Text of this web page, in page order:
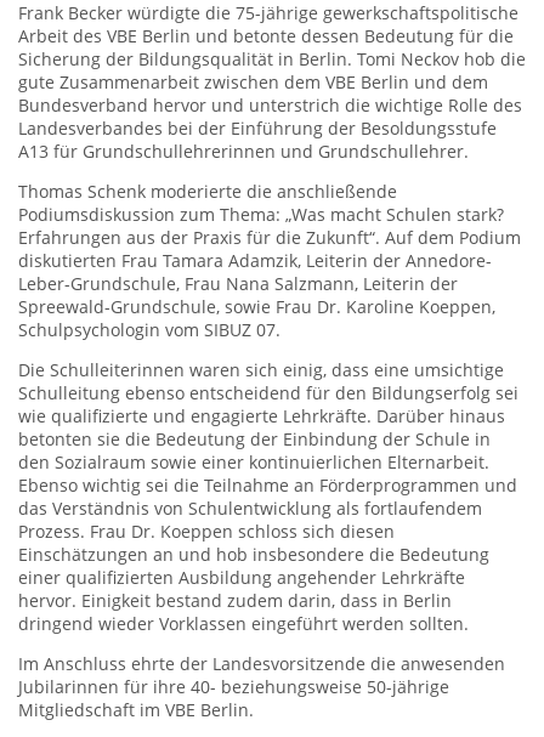
Frank Becker würdigte die 75-jährige gewerkschaftspolitische
Arbeit des VBE Berlin und betonte dessen Bedeutung für die
Sicherung der Bildungsqualität in Berlin. Tomi Neckov hob die
gute Zusammenarbeit zwischen dem VBE Berlin und dem
Bundesverband hervor und unterstrich die wichtige Rolle des
Landesverbandes bei der Einführung der Besoldungsstufe
A13 für Grundschullehrerinnen und Grundschullehrer.
Thomas Schenk moderierte die anschließende
Podiumsdiskussion zum Thema: „Was macht Schulen stark?
Erfahrungen aus der Praxis für die Zukunft“. Auf dem Podium
diskutierten Frau Tamara Adamzik, Leiterin der Annedore-
Leber-Grundschule, Frau Nana Salzmann, Leiterin der
Spreewald-Grundschule, sowie Frau Dr. Karoline Koeppen,
Schulpsychologin vom SIBUZ 07.
Die Schulleiterinnen waren sich einig, dass eine umsichtige
Schulleitung ebenso entscheidend für den Bildungserfolg sei
wie qualifizierte und engagierte Lehrkräfte. Darüber hinaus
betonten sie die Bedeutung der Einbindung der Schule in
den Sozialraum sowie einer kontinuierlichen Elternarbeit.
Ebenso wichtig sei die Teilnahme an Förderprogrammen und
das Verständnis von Schulentwicklung als fortlaufendem
Prozess. Frau Dr. Koeppen schloss sich diesen
Einschätzungen an und hob insbesondere die Bedeutung
einer qualifizierten Ausbildung angehender Lehrkräfte
hervor. Einigkeit bestand zudem darin, dass in Berlin
dringend wieder Vorklassen eingeführt werden sollten.
Im Anschluss ehrte der Landesvorsitzende die anwesenden
Jubilarinnen für ihre 40- beziehungsweise 50-jährige
Mitgliedschaft im VBE Berlin.